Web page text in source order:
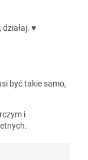
♥
być takie samo,
i